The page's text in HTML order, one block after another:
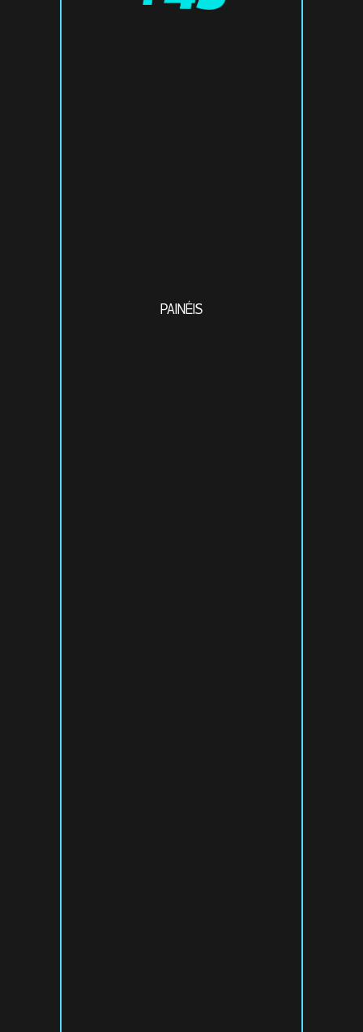
PAINÉIS